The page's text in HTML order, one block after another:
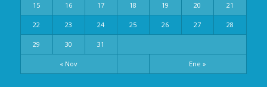
« Nov Ene »
15 16 17 18 19 20 21
22 23 24 25 26 27 28
29 30 31